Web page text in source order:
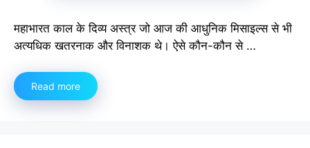
महाभारत काल के दिव्य अस्त्र जो आज की आधुनिक मिसाइल्स से भी
अत्यधिक खतरनाक और विनाशक थे। ऐसे कौन-कौन से …
Read more